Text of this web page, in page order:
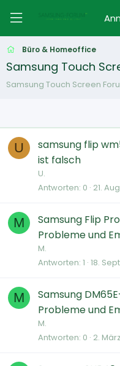
Büro & Homeoffice
Samsung Touch
Samsung Touch Screen
U
samsung flip
ist falsch
U.
Antworten 0 21.
M
Samsung Flip
Probleme und
M.
Antworten 1 18.
M
Samsung
Probleme und
M.
Antworten 0 2.